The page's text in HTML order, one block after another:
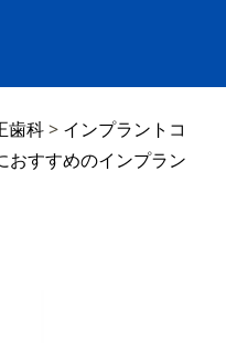
歯科> インプラントコ
おすすめのインプラン